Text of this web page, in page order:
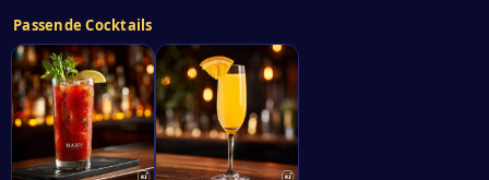
Passende Cocktails